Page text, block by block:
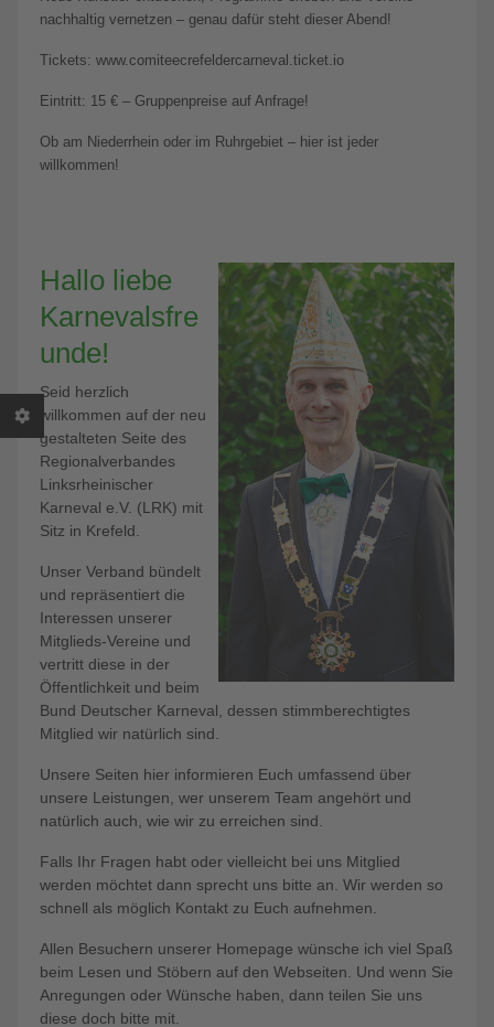
nachhaltig vernetzen – genau dafür steht dieser Abend!
Tickets: www.comiteecrefeldercarneval.ticket.io
Eintritt: 15 € – Gruppenpreise auf Anfrage!
Ob am Niederrhein oder im Ruhrgebiet – hier ist jeder
willkommen!
Hallo liebe
Karnevalsfre
unde!
Seid herzlich
willkommen auf der neu
gestalteten Seite des
Regionalverbandes
Linksrheinischer
Karneval e.V. (LRK) mit
Sitz in Krefeld.
Unser Verband bündelt
und repräsentiert die
Interessen unserer
Mitglieds-Vereine und
vertritt diese in der
Öffentlichkeit und beim
Bund Deutscher Karneval, dessen stimmberechtigtes
Mitglied wir natürlich sind.
Unsere Seiten hier informieren Euch umfassend über
unsere Leistungen, wer unserem Team angehört und
natürlich auch, wie wir zu erreichen sind.
Falls Ihr Fragen habt oder vielleicht bei uns Mitglied
werden möchtet dann sprecht uns bitte an. Wir werden so
schnell als möglich Kontakt zu Euch aufnehmen.
Allen Besuchern unserer Homepage wünsche ich viel Spaß
beim Lesen und Stöbern auf den Webseiten. Und wenn Sie
Anregungen oder Wünsche haben, dann teilen Sie uns
diese doch bitte mit.